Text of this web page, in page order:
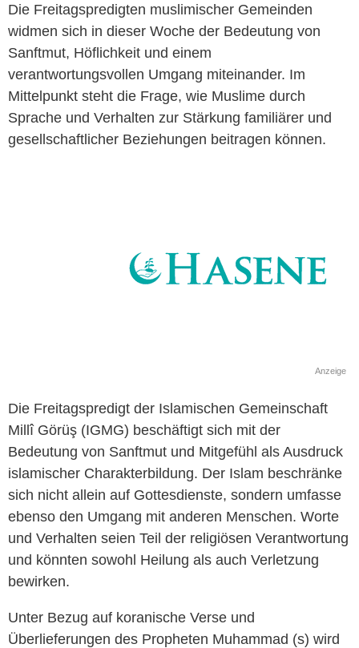
Die Freitagspredigten muslimischer Gemeinden
widmen sich in dieser Woche der Bedeutung von
Sanftmut, Höflichkeit und einem
verantwortungsvollen Umgang miteinander. Im
Mittelpunkt steht die Frage, wie Muslime durch
Sprache und Verhalten zur Stärkung familiärer und
gesellschaftlicher Beziehungen beitragen können.
Anzeige
Die Freitagspredigt der Islamischen Gemeinschaft
Millî Görüş (IGMG) beschäftigt sich mit der
Bedeutung von Sanftmut und Mitgefühl als Ausdruck
islamischer Charakterbildung. Der Islam beschränke
sich nicht allein auf Gottesdienste, sondern umfasse
ebenso den Umgang mit anderen Menschen. Worte
und Verhalten seien Teil der religiösen Verantwortung
und könnten sowohl Heilung als auch Verletzung
bewirken.
Unter Bezug auf koranische Verse und
Überlieferungen des Propheten Muhammad (s) wird